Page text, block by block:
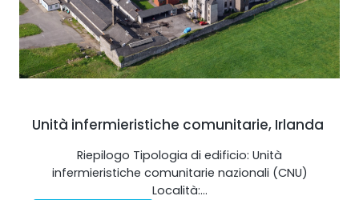
Unità infermieristiche comunitarie, Irlanda
Riepilogo Tipologia di edificio: Unità
infermieristiche comunitarie nazionali (CNU)
Località:…